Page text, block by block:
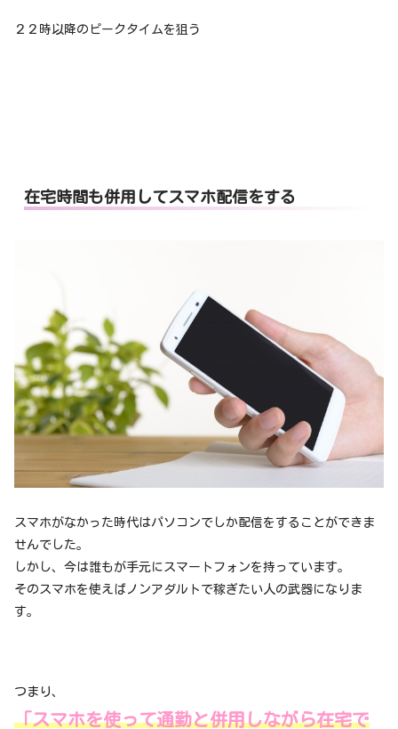
２２時以降のピークタイムを狙う
在宅時間も併用してスマホ配信をする
スマホがなかった時代はパソコンでしか配信をすることができま
せんでした。
しかし、今は誰もが手元にスマートフォンを持っています。
そのスマホを使えばノンアダルトで稼ぎたい人の武器になりま
す。
つまり、
「スマホを使って通勤と併用しながら在宅で